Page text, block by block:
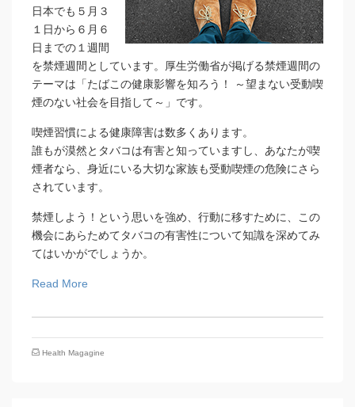
日本でも５月３
１日から６月６
日までの１週間
を禁煙週間としています。厚生労働省が掲げる禁煙週間の
テーマは「たばこの健康影響を知ろう！ ～望まない受動喫
煙のない社会を目指して～」です。
喫煙習慣による健康障害は数多くあります。
誰もが漠然とタバコは有害と知っていますし、あなたが喫
煙者なら、身近にいる大切な家族も受動喫煙の危険にさら
されています。
禁煙しよう！という思いを強め、行動に移すために、この
機会にあらためてタバコの有害性について知識を深めてみ
てはいかがでしょうか。
Read More
Health Magagine